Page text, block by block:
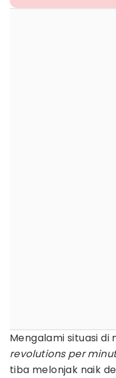
Mengalami situasi
revolutions per
tiba melonjak naik